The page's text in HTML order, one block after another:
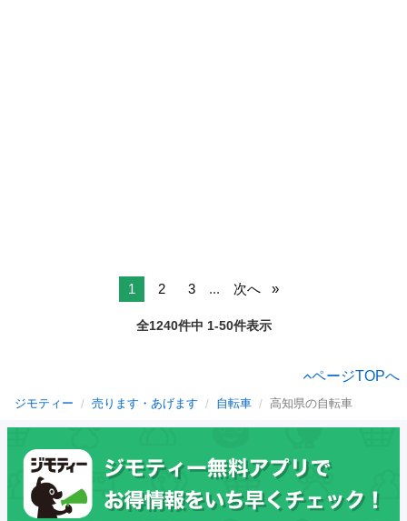
1 2 3 ... 次へ
全1240件中 1-50件表示
ページTOPへ
ジモティー 売ります・あげます 自転車 高知県の自転車